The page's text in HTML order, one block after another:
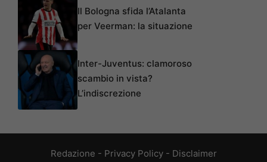
Il Bologna sfida l’Atalanta
per Veerman: la situazione
Inter-Juventus: clamoroso
scambio in vista?
L’indiscrezione
Redazione - Privacy Policy- Disclaimer